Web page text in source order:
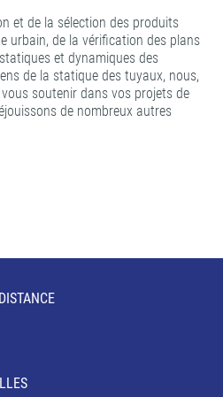
et de la sélection des produits
urbain, de la vérification des plans
et dynamiques des
de la statique des tuyaux, nous,
soutenir dans vos projets de
de nombreux autres